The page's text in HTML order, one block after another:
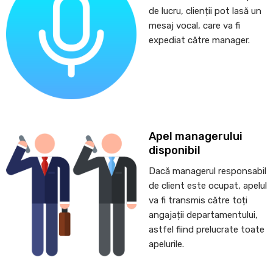
de lucru, clienții pot lasă un
mesaj vocal, care va fi
expediat către manager.
Apel managerului
disponibil
Dacă managerul responsabil
de client este ocupat, apelul
va fi transmis către toți
angajații departamentului,
astfel fiind prelucrate toate
apelurile.